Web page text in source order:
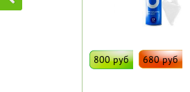
800 руб 680 руб